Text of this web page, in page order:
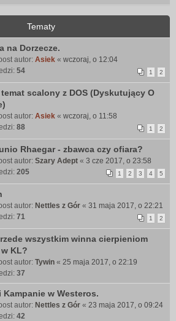
Tematy
na Dorzecze.
autor: Asiek « wczoraj, o 12:04
54 1 2
scalony z DOS (Dyskutujący O
autor: Asiek « wczoraj, o 11:58
88 1 2
Rhaegar - zbawca czy ofiara?
autor: Szary Adept « 3 cze 2017, o 23:58
205 1 2 3 4 5
autor: Nettles z Gór « 31 maja 2017, o 22:21
71 1 2
wszystkim winna cierpieniom
KL?
autor: Tywin « 25 maja 2017, o 22:19
37
Kampanie w Westeros.
autor: Nettles z Gór « 23 maja 2017, o 09:24
42